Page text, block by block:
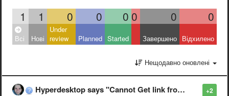
1 1 0 0 0 0 0 0
Всі Нові
Under
review
Planned Started Завершено Відхилено
Нещодавно оновлені
+2
Hyperdesktop says "Cannot Get link from Server" Please advise.